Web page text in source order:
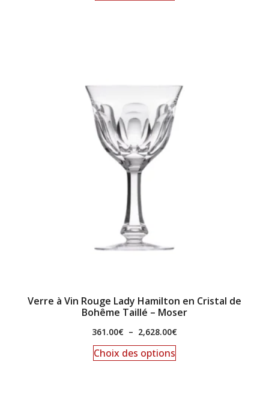
Verre à Vin Rouge Lady Hamilton en Cristal de
Bohême Taillé – Moser
361.00€ – 2,628.00€
Choix des options